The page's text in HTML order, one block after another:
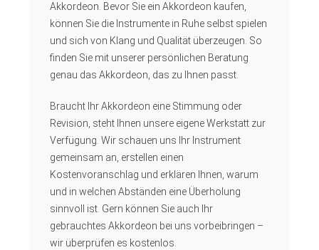
Akkordeon. Bevor Sie ein Akkordeon kaufen,
können Sie die Instrumente in Ruhe selbst spielen
und sich von Klang und Qualität überzeugen. So
finden Sie mit unserer persönlichen Beratung
genau das Akkordeon, das zu Ihnen passt.
Braucht Ihr Akkordeon eine Stimmung oder
Revision, steht Ihnen unsere eigene Werkstatt zur
Verfügung. Wir schauen uns Ihr Instrument
gemeinsam an, erstellen einen
Kostenvoranschlag und erklären Ihnen, warum
und in welchen Abständen eine Überholung
sinnvoll ist. Gern können Sie auch Ihr
gebrauchtes Akkordeon bei uns vorbeibringen –
wir überprüfen es kostenlos.